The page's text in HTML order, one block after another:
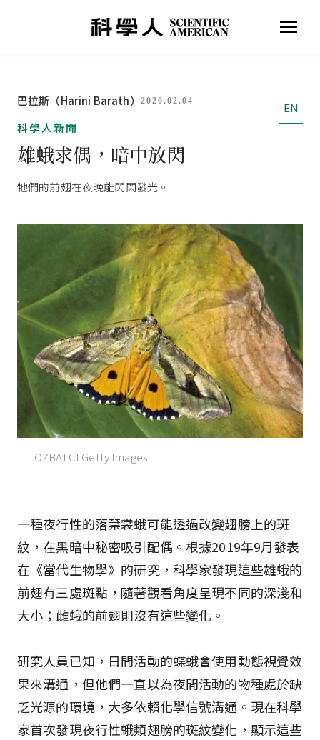
巴拉斯（Harini Barath） 2020.02.04
EN
科學人新聞
雄蛾求偶，暗中放閃
牠們的前翅在夜晚能閃閃發光。
OZBALCI Getty Images
一種夜行性的落葉裳蛾可能透過改變翅膀上的斑
紋，在黑暗中秘密吸引配偶。根據2019年9月發表
在《當代生物學》的研究，科學家發現這些雄蛾的
前翅有三處斑點，隨著觀看角度呈現不同的深淺和
大小；雌蛾的前翅則沒有這些變化。
研究人員已知，日間活動的蝶蛾會使用動態視覺效
果來溝通，但他們一直以為夜間活動的物種處於缺
乏光源的環境，大多依賴化學信號溝通。現在科學
家首次發現夜行性蛾類翅膀的斑紋變化，顯示這些